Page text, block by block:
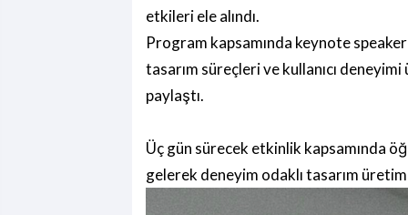
etkileri ele alındı.
Program kapsamında keynote
tasarım süreçleri ve kullanıcı
paylaştı.
Üç gün sürecek etkinlik kapsamında
gelerek deneyim odaklı tasarım